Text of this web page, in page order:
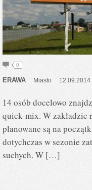
0
ERAWA Miasto 12.09.2014
14 osób docelowo
quick-mix. W zakładzie
planowane są na
dotychczas w sezonie
suchych. W […]